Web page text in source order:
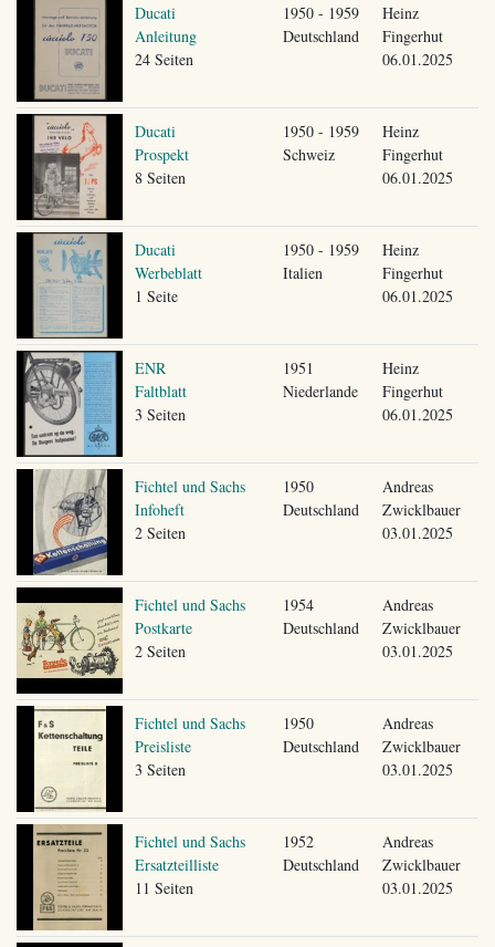
Ducati
Anleitung
24 Seiten
1950 - 1959
Deutschland
Heinz
Fingerhut
06.01.2025
Ducati
Prospekt
8 Seiten
1950 - 1959
Schweiz
Heinz
Fingerhut
06.01.2025
Ducati
Werbeblatt
1 Seite
1950 - 1959
Italien
Heinz
Fingerhut
06.01.2025
ENR
Faltblatt
3 Seiten
1951
Niederlande
Heinz
Fingerhut
06.01.2025
Fichtel und Sachs
Infoheft
2 Seiten
1950
Deutschland
Andreas
Zwicklbauer
03.01.2025
Fichtel und Sachs
Postkarte
2 Seiten
1954
Deutschland
Andreas
Zwicklbauer
03.01.2025
Fichtel und Sachs
Preisliste
3 Seiten
1950
Deutschland
Andreas
Zwicklbauer
03.01.2025
Fichtel und Sachs
Ersatzteilliste
11 Seiten
1952
Deutschland
Andreas
Zwicklbauer
03.01.2025